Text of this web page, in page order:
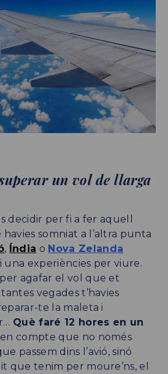
un vol de llarga
decidir per fi a fer aquell
somniat a l’altra punta
, Índia o Nova Zelanda
una experiències per viure.
agafar el vol que et
vegades t’havies
te la maleta i
Què faré 12 hores en un
compte que no només
passem dins l’avió, sinó
que tenim per moure’ns, el